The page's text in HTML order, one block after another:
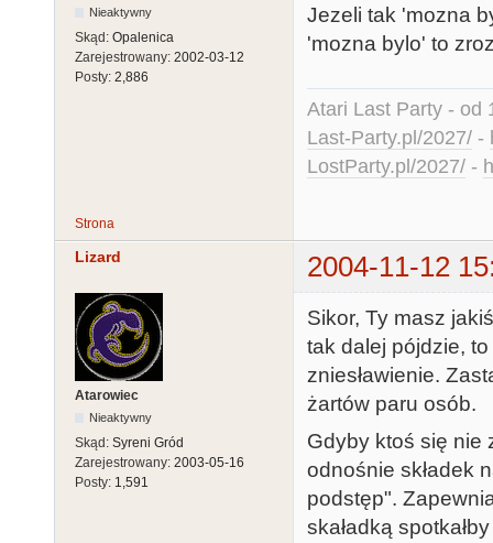
Nieaktywny
Skąd: Opalenica
Zarejestrowany: 2002-03-12
Posty: 2,886
Jezeli tak 'mozna
'mozna bylo' to
Atari Last Party - od
Last-Party.pl/2027/ -
LostParty.pl/2027/ -
Strona
Lizard 2004-11-12
Atarowiec
Nieaktywny
Skąd: Syreni Gród
Zarejestrowany: 2003-05-16
Posty: 1,591
Sikor, Ty masz
tak dalej pójdzie,
zniesławienie.
żartów paru osób.
Gdyby ktoś się nie
odnośnie składek
podstęp".
skaładką